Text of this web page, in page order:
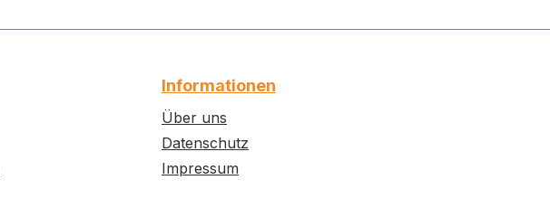
Informationen
Über uns
Datenschutz
Impressum